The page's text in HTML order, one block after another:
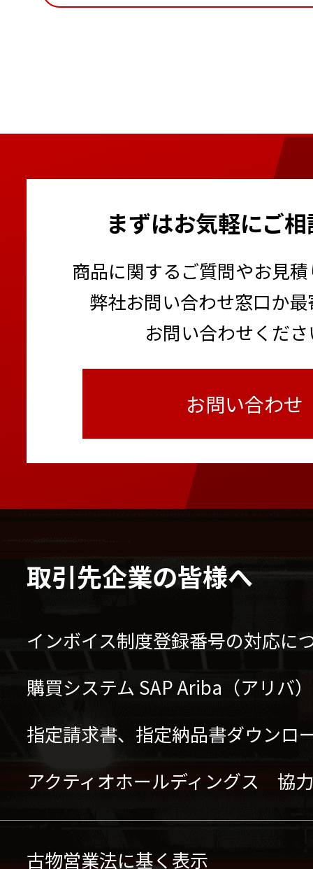
まずはお気軽にご
商品に関するご質問やお見
弊社お問い合わせ窓口か
お問い合わせくだ
お問い合わせ
取引先企業の皆様へ
インボイス制度登録番号の対応に
購買システム SAP Ariba（アリバ
指定請求書、指定納品書ダウンロ
アクティオホールディングス 協
古物営業法に基く表示